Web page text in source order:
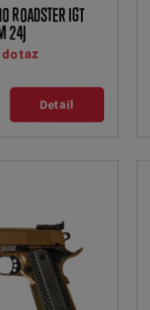
ROADSTER IGT
24J
dotaz
Detail